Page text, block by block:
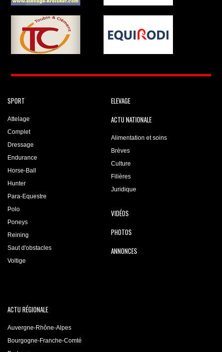
SPORT
Attelage
Complet
Dressage
Endurance
Horse-Ball
Hunter
Para-Equestre
Polo
Poneys
Reining
Saut d'obstacles
Voltige
ELEVAGE
ACTU NATIONALE
Alimentation et soins
Brèves
Culture
Filières
Juridique
VIDÉOS
PHOTOS
ANNONCES
ACTU RÉGIONALE
Auvergne-Rhône-Alpes
Bourgogne-Franche-Comté